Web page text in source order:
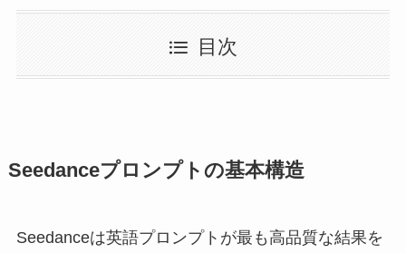
目次
Seedanceプロンプトの基本構造
Seedanceは英語プロンプトが最も高品質な結果を